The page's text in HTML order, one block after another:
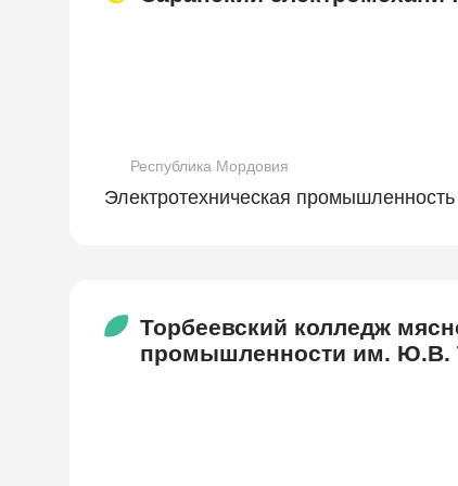
Республика Мордовия
Электротехническая промышленность
Торбеевский колледж
промышленности им. Ю.В.